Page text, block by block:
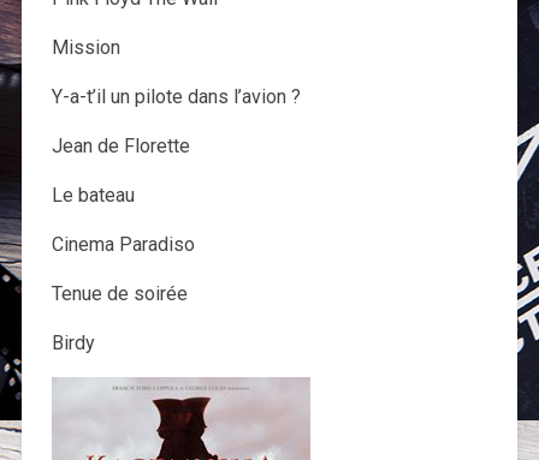
Mission
Y-a-t’il un pilote dans l’avion ?
Jean de Florette
Le bateau
Cinema Paradiso
Tenue de soirée
Birdy